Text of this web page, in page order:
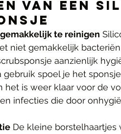
van een
te reinigen
niet gemakkelijk
aanzienlijk
gebruik spoel je het
het is weer klaar voor de
infecties die door
De kleine borstelhaartjes